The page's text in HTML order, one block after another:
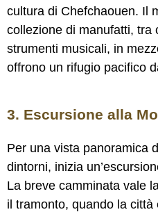
cultura di Chefchaouen. Il
collezione di manufatti, tra
strumenti musicali, in
offrono un rifugio pacifico
3. Escursione alla
Per una vista panoramica
dintorni, inizia
La breve camminata vale
il tramonto, quando la